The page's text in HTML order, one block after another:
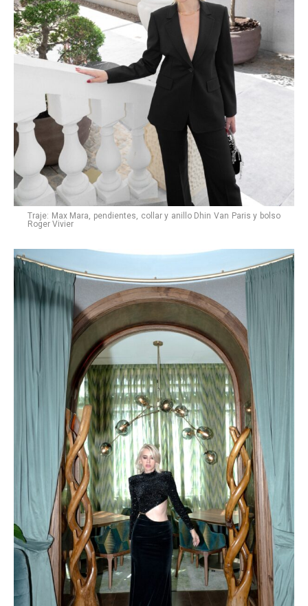
Traje: Max Mara, pendientes, collar y anillo Dhin Van Paris y bolso
Roger Vivier